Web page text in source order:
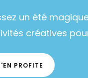
un été
créatives
PROFITE